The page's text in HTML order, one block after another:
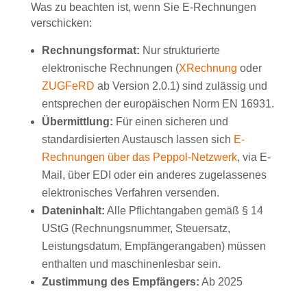
Was zu beachten ist, wenn Sie E-Rechnungen
verschicken:
Rechnungsformat: Nur strukturierte
elektronische Rechnungen (XRechnung oder
ZUGFeRD ab Version 2.0.1) sind zulässig und
entsprechen der europäischen Norm EN 16931.
Übermittlung: Für einen sicheren und
standardisierten Austausch lassen sich E-
Rechnungen über das Peppol-Netzwerk, via E-
Mail, über EDI oder ein anderes zugelassenes
elektronisches Verfahren versenden.
Dateninhalt: Alle Pflichtangaben gemäß § 14
UStG (Rechnungsnummer, Steuersatz,
Leistungsdatum, Empfängerangaben) müssen
enthalten und maschinenlesbar sein.
Zustimmung des Empfängers: Ab 2025